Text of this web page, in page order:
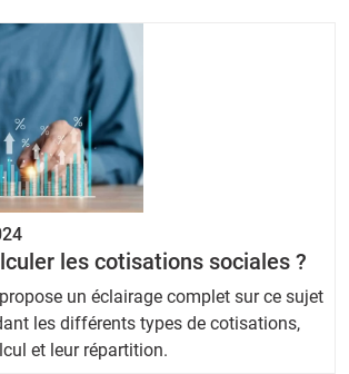
les cotisations sociales ?
un éclairage complet sur ce sujet
les différents types de cotisations,
et leur répartition.